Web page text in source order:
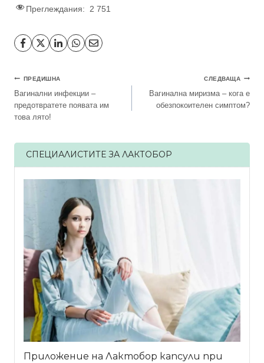
Преглеждания: 2 751
Навигация
ПРЕДИШНА
Вагинални инфекции –
предотвратете появата им
това лято!
СЛЕДВАЩА
Вагинална миризма – кога е
обезпокоителен симптом?
СПЕЦИАЛИСТИТЕ ЗА ЛАКТОБОР
Приложение на Лактобор капсули при